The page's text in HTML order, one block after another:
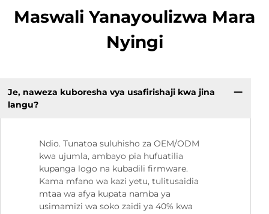
Maswali Yanayoulizwa Mara
Nyingi
Je, naweza kuboresha vya usafirishaji kwa jina
langu?
Ndio. Tunatoa suluhisho za OEM/ODM
kwa ujumla, ambayo pia hufuatilia
kupanga logo na kubadili firmware.
Kama mfano wa kazi yetu, tulitusaidia
mtaa wa afya kupata namba ya
usimamizi wa soko zaidi ya 40% kwa